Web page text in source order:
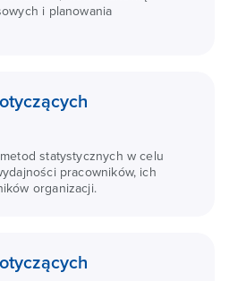
i planowania
statystycznych w celu
pracowników, ich
organizacji.